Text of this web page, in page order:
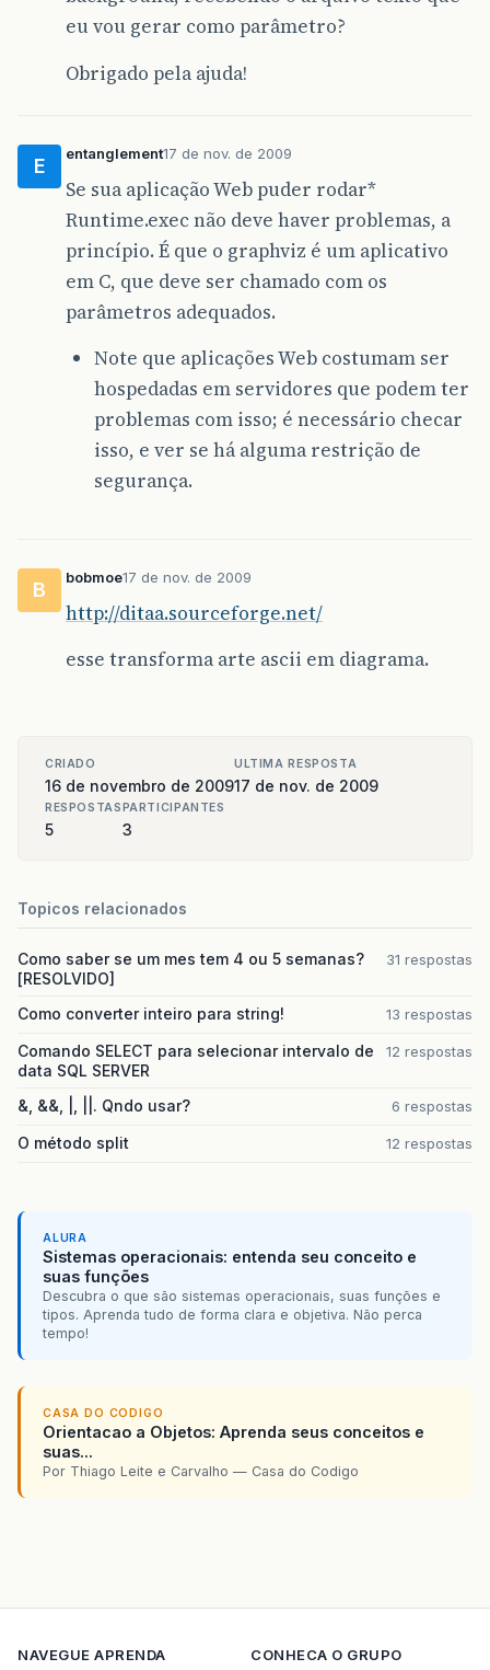
eu vou gerar como parâmetro?
Obrigado pela ajuda!
E
entanglement17 de nov. de 2009
Se sua aplicação Web puder rodar*
Runtime.exec não deve haver problemas, a
princípio. É que o graphviz é um aplicativo
em C, que deve ser chamado com os
parâmetros adequados.
Note que aplicações Web costumam ser
hospedadas em servidores que podem ter
problemas com isso; é necessário checar
isso, e ver se há alguma restrição de
segurança.
B
bobmoe17 de nov. de 2009
http://ditaa.sourceforge.net/
esse transforma arte ascii em diagrama.
CRIADO
16 de novembro de 2009
ULTIMA RESPOSTA
17 de nov. de 2009
RESPOSTAS
5
PARTICIPANTES
3
Topicos relacionados
Como saber se um mes tem 4 ou 5 semanas?
[RESOLVIDO]
31 respostas
Como converter inteiro para string! 13 respostas
Comando SELECT para selecionar intervalo de
data SQL SERVER
12 respostas
&, &&, |, ||. Qndo usar? 6 respostas
O método split 12 respostas
ALURA
Sistemas operacionais: entenda seu conceito e
suas funções
Descubra o que são sistemas operacionais, suas funções e
tipos. Aprenda tudo de forma clara e objetiva. Não perca
tempo!
CASA DO CODIGO
Orientacao a Objetos: Aprenda seus conceitos e
suas...
Por Thiago Leite e Carvalho — Casa do Codigo
NAVEGUE APRENDA CONHECA O GRUPO